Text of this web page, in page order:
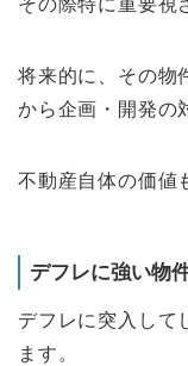
将来的に、その物
から企画・開発の
不動産自体の価値
デフレに強い物
デフレに突入して
ます。